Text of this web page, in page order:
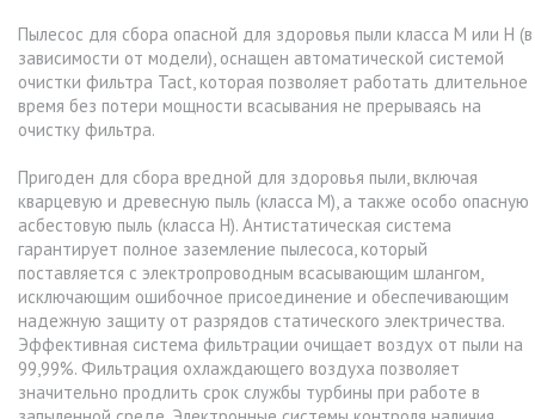
Пылесос для сбора опасной для здоровья пыли класса М или H (в
зависимости от модели), оснащен автоматической системой
очистки фильтра Tact, которая позволяет работать длительное
время без потери мощности всасывания не прерываясь на
очистку фильтра.
Пригоден для сбора вредной для здоровья пыли, включая
кварцевую и древесную пыль (класса М), а также особо опасную
асбестовую пыль (класса Н). Антистатическая система
гарантирует полное заземление пылесоса, который
поставляется с электропроводным всасывающим шлангом,
исключающим ошибочное присоединение и обеспечивающим
надежную защиту от разрядов статического электричества.
Эффективная система фильтрации очищает воздух от пыли на
99,99%. Фильтрация охлаждающего воздуха позволяет
значительно продлить срок службы турбины при работе в